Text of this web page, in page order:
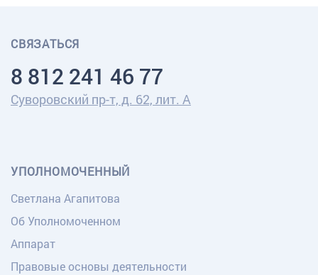
СВЯЗАТЬСЯ
8 812 241 46 77
Суворовский пр-т, д. 62, лит. А
УПОЛНОМОЧЕННЫЙ
Светлана Агапитова
Об Уполномоченном
Аппарат
Правовые основы деятельности